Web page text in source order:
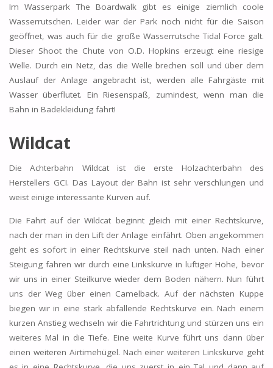
Im Wasserpark The Boardwalk gibt es einige ziemlich coole
Wasserrutschen. Leider war der Park noch nicht für die Saison
geöffnet, was auch für die große Wasserrutsche Tidal Force galt.
Dieser Shoot the Chute von O.D. Hopkins erzeugt eine riesige
Welle. Durch ein Netz, das die Welle brechen soll und über dem
Auslauf der Anlage angebracht ist, werden alle Fahrgäste mit
Wasser überflutet. Ein Riesenspaß, zumindest, wenn man die
Bahn in Badekleidung fährt!
Wildcat
Die Achterbahn Wildcat ist die erste Holzachterbahn des
Herstellers GCI. Das Layout der Bahn ist sehr verschlungen und
weist einige interessante Kurven auf.
Die Fahrt auf der Wildcat beginnt gleich mit einer Rechtskurve,
nach der man in den Lift der Anlage einfährt. Oben angekommen
geht es sofort in einer Rechtskurve steil nach unten. Nach einer
Steigung fahren wir durch eine Linkskurve in luftiger Höhe, bevor
wir uns in einer Steilkurve wieder dem Boden nähern. Nun führt
uns der Weg über einen Camelback. Auf der nächsten Kuppe
biegen wir in eine stark abfallende Rechtskurve ein. Nach einem
kurzen Anstieg wechseln wir die Fahrtrichtung und stürzen uns ein
weiteres Mal in die Tiefe. Eine weite Kurve führt uns dann über
einen weiteren Airtimehügel. Nach einer weiteren Linkskurve geht